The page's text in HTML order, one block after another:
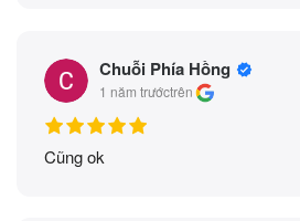
Chuỗi Phía Hồng
1 năm trướctrên
Cũng ok